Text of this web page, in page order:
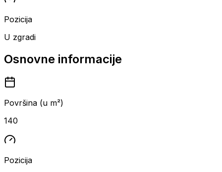
Pozicija
U zgradi
Osnovne informacije
Površina (u m²)
140
Pozicija